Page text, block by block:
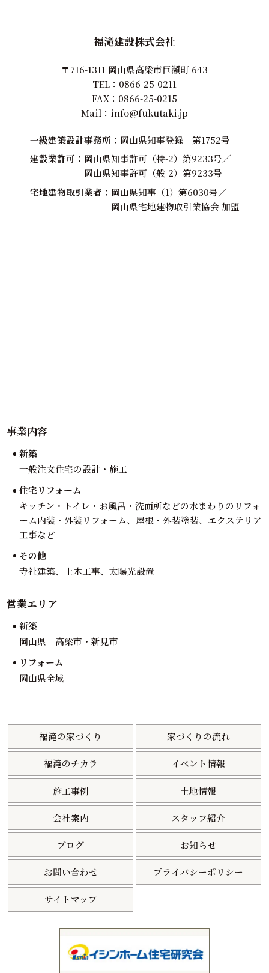
福滝建設株式会社
〒716-1311 岡山県高梁市巨瀬町 643
TEL： 0866-25-0211
FAX：0866-25-0215
Mail： info@fukutaki.jp
一級建築設計事務所
岡山県知事登録 第1752号
建設業許可
岡山県知事許可（特-2）第9233号／
岡山県知事許可（般-2）第9233号
宅地建物取引業者
岡山県知事（1）第6030号／
岡山県宅地建物取引業協会 加盟
事業内容
新築
一般注文住宅の設計・施工
住宅リフォーム
キッチン・トイレ・お風呂・洗面所などの水まわりのリフォ
ーム内装・外装リフォーム、屋根・外装塗装、エクステリア
工事など
その他
寺社建築、土木工事、太陽光設置
営業エリア
新築
岡山県 高梁市・新見市
リフォーム
岡山県全域
福滝の家づくり 家づくりの流れ
福滝のチカラ イベント情報
施工事例 土地情報
会社案内 スタッフ紹介
ブログ お知らせ
お問い合わせ プライバシーポリシー
サイトマップ